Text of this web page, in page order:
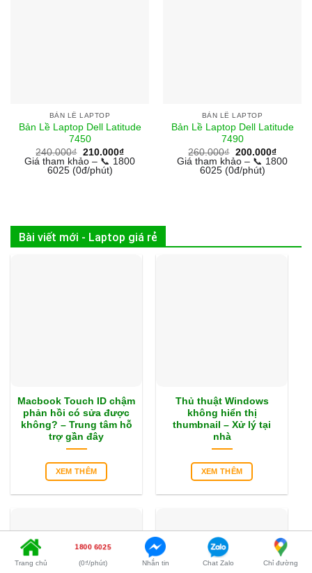
BẢN LỀ LAPTOP
Bản Lề Laptop Dell Latitude
7450
240.000₫ Giá
gốc
là:
240.000₫.
210.000₫Giá
hiện
Giá tham khảo – 📞 1800
6025 (0đ/phút)
BẢN LỀ LAPTOP
Bản Lề Laptop Dell Latitude
7490
260.000₫ Giá
gốc
là:
260.000₫.
200.000₫Giá
hiện
Giá tham khảo – 📞 1800
6025 (0đ/phút)
Bài viết mới - Laptop giá rẻ
Macbook Touch ID chậm
phản hồi có sửa được
không? – Trung tâm hỗ
trợ gần đây
XEM THÊM
Thủ thuật Windows
không hiển thị
thumbnail – Xử lý tại
nhà
XEM THÊM
Trang chủ
1800 6025
(0₫/phút) Nhắn tin Chat Zalo Chỉ đường